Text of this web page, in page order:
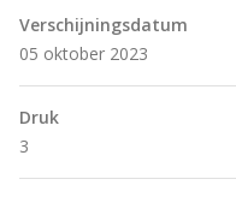
Verschijningsdatum
05 oktober 2023
Druk
3